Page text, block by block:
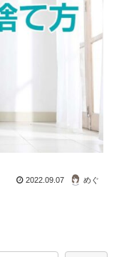
2022.09.07 めぐ